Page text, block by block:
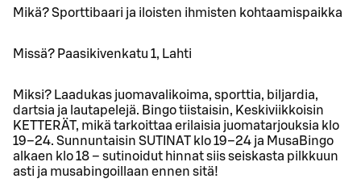
Mikä? Sporttibaari ja iloisten ihmisten kohtaamispaikka
Missä? Paasikivenkatu 1, Lahti
Miksi? Laadukas juomavalikoima, sporttia, biljardia,
dartsia ja lautapelejä. Bingo tiistaisin, Keskiviikkoisin
KETTERÄT, mikä tarkoittaa erilaisia juomatarjouksia klo
19–24. Sunnuntaisin SUTINAT klo 19–24 ja MusaBingo
alkaen klo 18 – sutinoidut hinnat siis seiskasta pilkkuun
asti ja musabingoillaan ennen sitä!